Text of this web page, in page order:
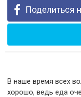
Поделиться
В наше время всех
хорошо, ведь еда